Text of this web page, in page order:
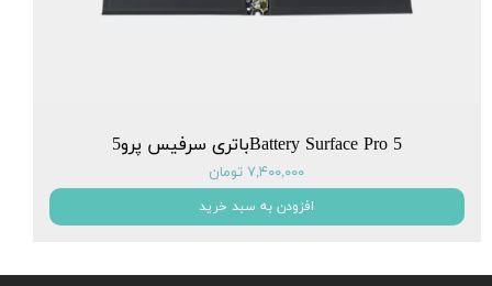
Battery Surface Pro 5باتری سرفیس پرو5
۷,۴۰۰,۰۰۰ تومان
افزودن به سبد خرید